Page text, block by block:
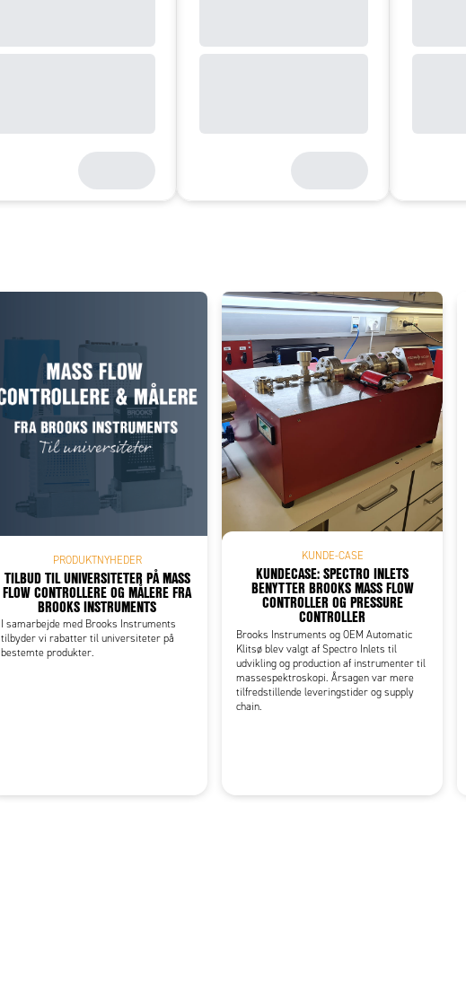
Add as new cart row
PRODUKTNYHEDER
TILBUD TIL UNIVERSITETER PÅ MASS
FLOW CONTROLLERE OG MÅLERE FRA
BROOKS INSTRUMENTS
I samarbejde med Brooks Instruments
tilbyder vi rabatter til universiteter på
bestemte produkter.
KUNDE-CASE
KUNDECASE: SPECTRO INLETS
BENYTTER BROOKS MASS FLOW
CONTROLLER OG PRESSURE
CONTROLLER
Brooks Instruments og OEM Automatic
Klitsø blev valgt af Spectro Inlets til
udvikling og production af instrumenter til
massespektroskopi. Årsagen var mere
tilfredstillende leveringstider og supply
chain.